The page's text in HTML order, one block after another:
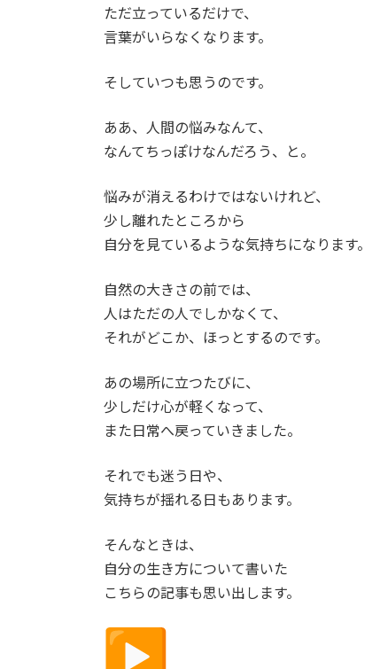
ただ立っているだけで、
言葉がいらなくなります。
そしていつも思うのです。
ああ、人間の悩みなんて、
なんてちっぽけなんだろう、と。
悩みが消えるわけではないけれど、
少し離れたところから
自分を見ているような気持ちになります。
自然の大きさの前では、
人はただの人でしかなくて、
それがどこか、ほっとするのです。
あの場所に立つたびに、
少しだけ心が軽くなって、
また日常へ戻っていきました。
それでも迷う日や、
気持ちが揺れる日もあります。
そんなときは、
自分の生き方について書いた
こちらの記事も思い出します。